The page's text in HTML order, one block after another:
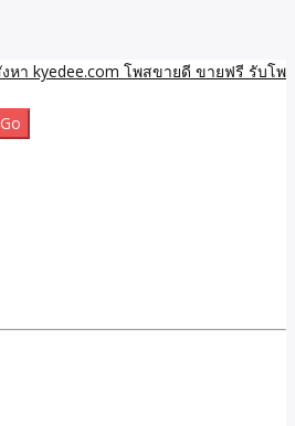
บ้าน ที่ดิน
โพส
รับโพสขาย
การ
รี บ้าน ที่ดิน อสังหา รับโพสต์ประกาศขาย
หน้าแรกกูเกืล